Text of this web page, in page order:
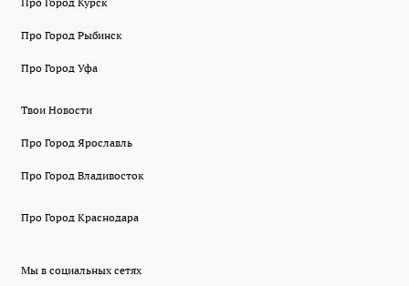
Про Город Рыбинск
Про Город Уфа
Твои Новости
Про Город Ярославль
Про Город Владивосток
Про Город Краснодара
Мы в социальных сетях